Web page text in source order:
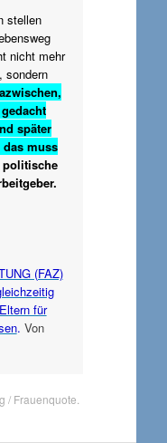
stellen
nicht mehr
sondern
später
muss
politische
(FAZ)
für
. Von
/ Frauenquote